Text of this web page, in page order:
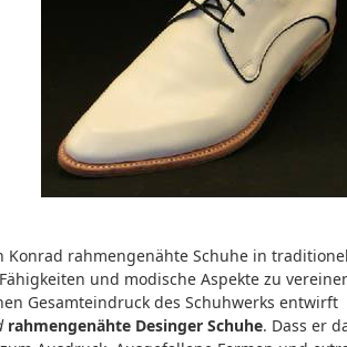
rahmengenähte Schuhe in
und modische Aspekte zu
Gesamteindruck des Schuhwerks
rahmengenähte Desinger Schuhe. Dass er